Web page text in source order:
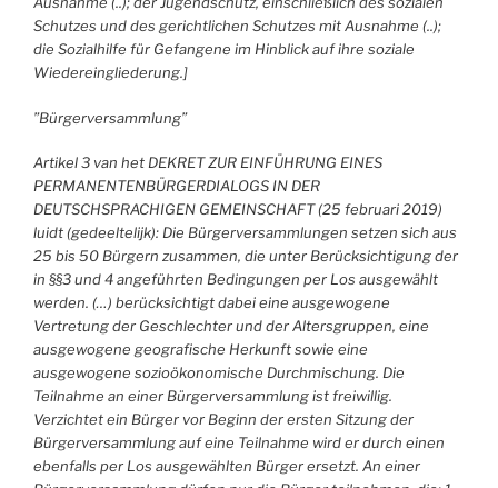
Schutzes und des gerichtlichen Schutzes mit Ausnahme (..);
die Sozialhilfe für Gefangene im Hinblick auf ihre soziale
Wiedereingliederung.]
”Bürgerversammlung”
Artikel 3 van het DEKRET ZUR EINFÜHRUNG EINES
PERMANENTENBÜRGERDIALOGS IN DER
DEUTSCHSPRACHIGEN GEMEINSCHAFT (25 februari 2019)
luidt (gedeeltelijk): Die Bürgerversammlungen setzen sich aus
25 bis 50 Bürgern zusammen, die unter Berücksichtigung der
in §§3 und 4 angeführten Bedingungen per Los ausgewählt
werden. (…) berücksichtigt dabei eine ausgewogene
Vertretung der Geschlechter und der Altersgruppen, eine
ausgewogene geografische Herkunft sowie eine
ausgewogene sozioökonomische Durchmischung. Die
Teilnahme an einer Bürgerversammlung ist freiwillig.
Verzichtet ein Bürger vor Beginn der ersten Sitzung der
Bürgerversammlung auf eine Teilnahme wird er durch einen
ebenfalls per Los ausgewählten Bürger ersetzt. An einer